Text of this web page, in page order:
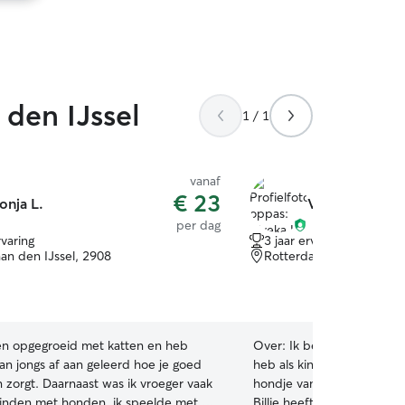
IJssel 1 / 1
L.
vanaf
€ 23
per dag
den IJssel, 2908
opgegroeid met katten en heb
jongs af aan geleerd hoe je goed
Daarnaast was ik vroeger vaak
Viveka H.
3 jaar ervaring
Rotterdam, 3062
Over: Ik ben mijn hele
heb als kind cavias
hondje vanaf puppy